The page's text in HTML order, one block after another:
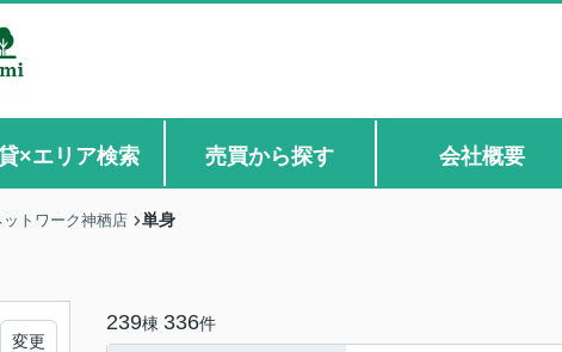
×エリア検索 売買から探す 会社概要
トワーク神栖店 単身
239棟 336件
変更